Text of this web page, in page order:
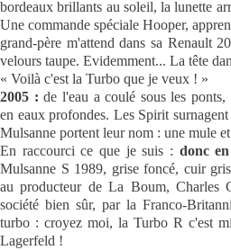
bordeaux brillants au soleil, la lunette
Une commande spéciale Hooper,
grand-père m'attend dans sa Renault
velours taupe. Evidemment... La tête
« Voilà c'est la Turbo que je veux ! »
2005 : de l'eau a coulé sous les
en eaux profondes. Les Spirit
Mulsanne portent leur nom : une mule
En raccourci ce que je suis : donc
Mulsanne S 1989, grise foncé, cuir
au producteur de La Boum, Charles
société bien sûr, par la Franco-
turbo : croyez moi, la Turbo R c'est
Lagerfeld !